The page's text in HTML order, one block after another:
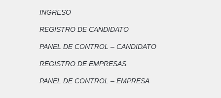
INGRESO
REGISTRO DE CANDIDATO
PANEL DE CONTROL – CANDIDATO
REGISTRO DE EMPRESAS
PANEL DE CONTROL – EMPRESA